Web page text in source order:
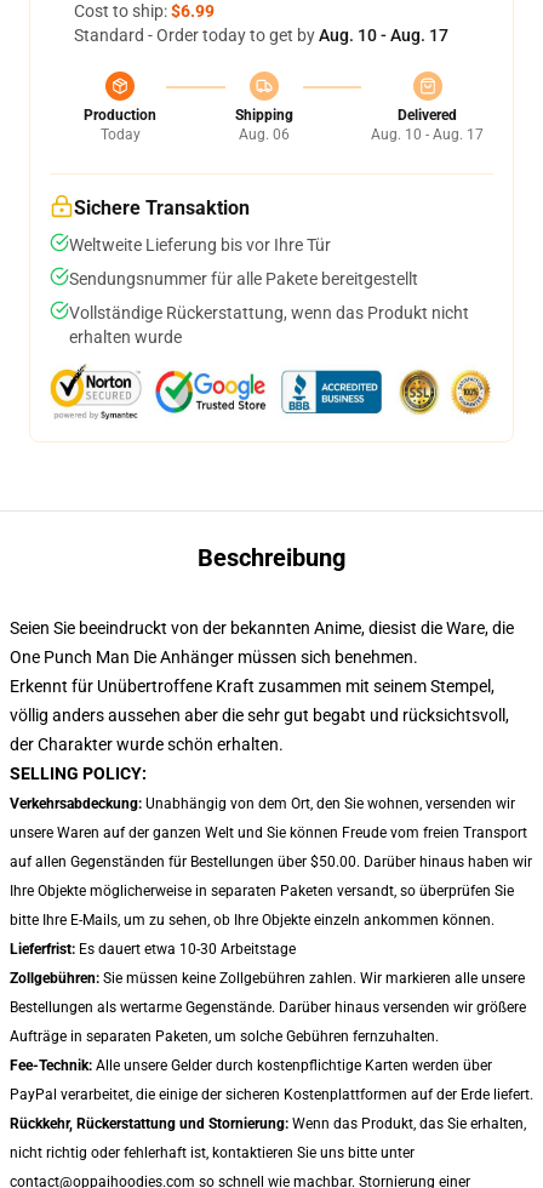
Cost to ship:$6.99
Standard - Order today to get byAug. 10 - Aug. 17
Production
Today
Shipping
Aug. 06
Delivered
Aug. 10 - Aug. 17
Sichere Transaktion
Weltweite Lieferung bis vor Ihre Tür
Sendungsnummer für alle Pakete bereitgestellt
Vollständige Rückerstattung, wenn das Produkt nicht
erhalten wurde
Beschreibung
Seien Sie beeindruckt von der bekannten Anime, diesist die Ware, die
One Punch Man Die Anhänger müssen sich benehmen.
Erkennt für Unübertroffene Kraft zusammen mit seinem Stempel,
völlig anders aussehen aber die sehr gut begabt und rücksichtsvoll,
der Charakter wurde schön erhalten.
SELLING POLICY:
Verkehrsabdeckung: Unabhängig von dem Ort, den Sie wohnen, versenden wir
unsere Waren auf der ganzen Welt und Sie können Freude vom freien Transport
auf allen Gegenständen für Bestellungen über $50.00. Darüber hinaus haben wir
Ihre Objekte möglicherweise in separaten Paketen versandt, so überprüfen Sie
bitte Ihre E-Mails, um zu sehen, ob Ihre Objekte einzeln ankommen können.
Lieferfrist: Es dauert etwa 10-30 Arbeitstage
Zollgebühren: Sie müssen keine Zollgebühren zahlen. Wir markieren alle unsere
Bestellungen als wertarme Gegenstände. Darüber hinaus versenden wir größere
Aufträge in separaten Paketen, um solche Gebühren fernzuhalten.
Fee-Technik: Alle unsere Gelder durch kostenpflichtige Karten werden über
PayPal verarbeitet, die einige der sicheren Kostenplattformen auf der Erde liefert.
Rückkehr, Rückerstattung und Stornierung: Wenn das Produkt, das Sie erhalten,
nicht richtig oder fehlerhaft ist, kontaktieren Sie uns bitte unter
contact@oppaihoodies.com so schnell wie machbar. Stornierung einer